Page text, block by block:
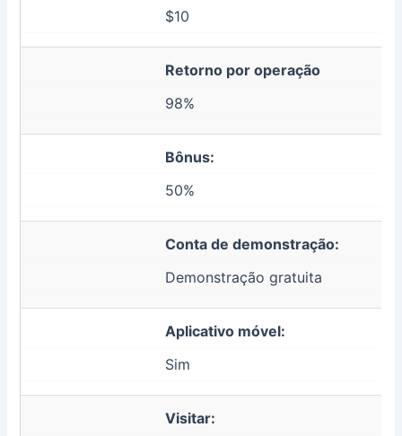
$10
Retorno por operação
98%
Bônus:
50%
Conta de demonstração:
Demonstração gratuita
Aplicativo móvel:
Sim
Visitar: